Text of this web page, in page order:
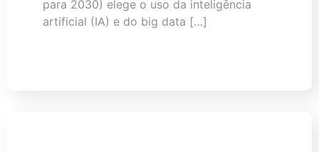
para 2030) elege o uso da inteligência
artificial (IA) e do big data […]